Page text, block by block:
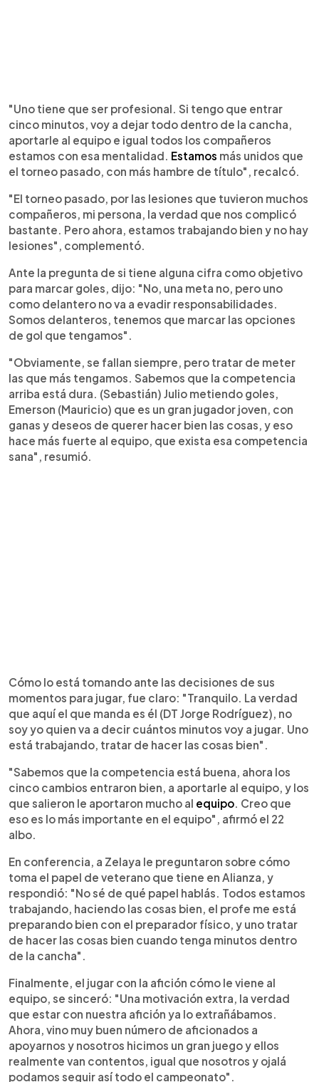
"Uno tiene que ser profesional. Si tengo que entrar
cinco minutos, voy a dejar todo dentro de la cancha,
aportarle al equipo e igual todos los compañeros
estamos con esa mentalidad. Estamos más unidos que
el torneo pasado, con más hambre de título", recalcó.
"El torneo pasado, por las lesiones que tuvieron muchos
compañeros, mi persona, la verdad que nos complicó
bastante. Pero ahora, estamos trabajando bien y no hay
lesiones", complementó.
Ante la pregunta de si tiene alguna cifra como objetivo
para marcar goles, dijo: "No, una meta no, pero uno
como delantero no va a evadir responsabilidades.
Somos delanteros, tenemos que marcar las opciones
de gol que tengamos".
"Obviamente, se fallan siempre, pero tratar de meter
las que más tengamos. Sabemos que la competencia
arriba está dura. (Sebastián) Julio metiendo goles,
Emerson (Mauricio) que es un gran jugador joven, con
ganas y deseos de querer hacer bien las cosas, y eso
hace más fuerte al equipo, que exista esa competencia
sana", resumió.
Cómo lo está tomando ante las decisiones de sus
momentos para jugar, fue claro: "Tranquilo. La verdad
que aquí el que manda es él (DT Jorge Rodríguez), no
soy yo quien va a decir cuántos minutos voy a jugar. Uno
está trabajando, tratar de hacer las cosas bien".
"Sabemos que la competencia está buena, ahora los
cinco cambios entraron bien, a aportarle al equipo, y los
que salieron le aportaron mucho al equipo . Creo que
eso es lo más importante en el equipo", afirmó el 22
albo.
En conferencia, a Zelaya le preguntaron sobre cómo
toma el papel de veterano que tiene en Alianza, y
respondió: "No sé de qué papel hablás. Todos estamos
trabajando, haciendo las cosas bien, el profe me está
preparando bien con el preparador físico, y uno tratar
de hacer las cosas bien cuando tenga minutos dentro
de la cancha".
Finalmente, el jugar con la afición cómo le viene al
equipo, se sinceró: "Una motivación extra, la verdad
que estar con nuestra afición ya lo extrañábamos.
Ahora, vino muy buen número de aficionados a
apoyarnos y nosotros hicimos un gran juego y ellos
realmente van contentos, igual que nosotros y ojalá
podamos seguir así todo el campeonato".